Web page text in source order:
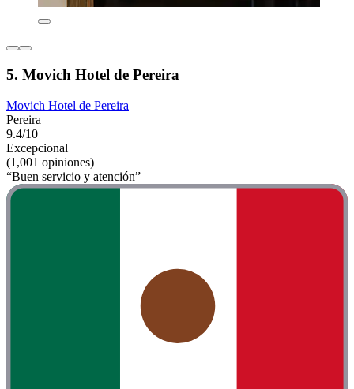
5. Movich Hotel de Pereira
Movich Hotel de Pereira
Pereira
9.4/10
Excepcional
(1,001 opiniones)
“Buen servicio y atención”